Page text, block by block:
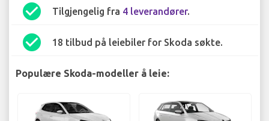
check_circle Tilgjengelig fra 4 leverandører.
check_circle 18 tilbud på leiebiler for Skoda søkte.
Populære Skoda-modeller å leie: